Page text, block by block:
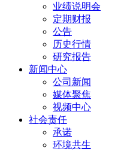
业绩说明会
定期财报
公告
历史行情
研究报告
新闻中心
公司新闻
媒体聚焦
视频中心
社会责任
承诺
环境共生